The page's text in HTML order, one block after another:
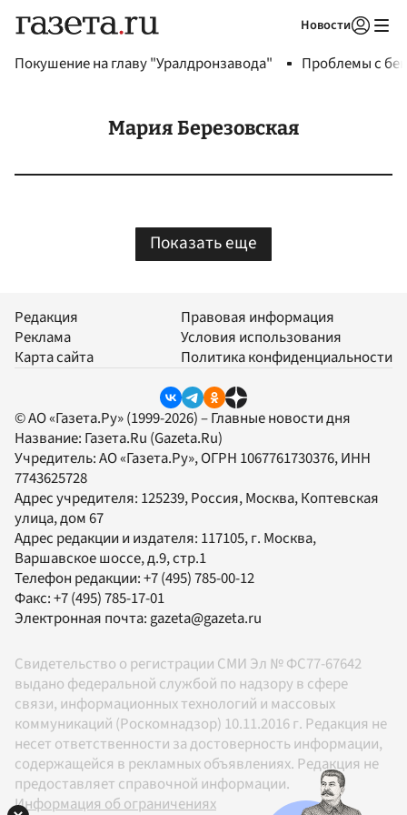
Новости
Покушение на главу "Уралдронзавода" Проблемы с
Мария Березовская
Показать еще
Редакция
Реклама
Карта сайта
Правовая информация
Условия использования
Политика конфиденциальности
© АО «Газета.Ру» (1999-2026) – Главные новости дня
Название: Газета.Ru (Gazeta.Ru)
Учредитель:АО «Газета.Ру», ОГРН 1067761730376, ИНН
7743625728
Адрес учредителя: 125239, Россия, Москва, Коптевская
улица, дом 67
Адрес редакции и издателя: 117105, г. Москва,
Варшавское шоссе, д.9, стр.1
Телефон редакции:+7 (495) 785-00-12
Факс:+7 (495) 785-17-01
Электронная почта: gazeta@gazeta.ru
Свидетельство о регистрации СМИ Эл № ФС77-67642
выдано федеральной службой по надзору в сфере
связи, информационных технологий и массовых
коммуникаций (Роскомнадзор) 10.11.2016 г. Редакция не
несет ответственности за достоверность информации,
содержащейся в рекламных объявлениях. Редакция не
предоставляет справочной информации.
Информация об ограничениях